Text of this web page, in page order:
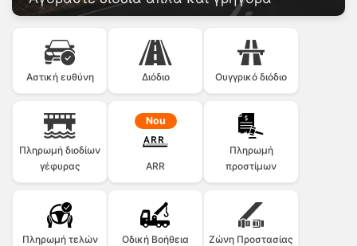
Αστική ευθύνη Διόδιο Ουγγρικό διόδιο
Πληρωμή διοδίων
γέφυρας
Nou
ARR
Πληρωμή
προστίμων
Πληρωμή τελών
Οδική Βοήθεια
Ζώνη Προστασίας